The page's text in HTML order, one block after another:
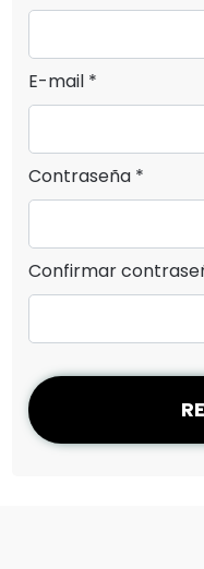
E-mail *
Contraseña *
Confirmar